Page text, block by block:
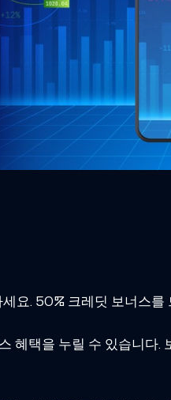
요. 50% 크레딧 보너스를
택을 누릴 수 있습니다.